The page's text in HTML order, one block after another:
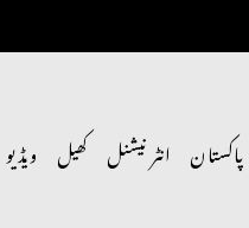
پاکستان انٹر نیشنل کھیل ویڈیو